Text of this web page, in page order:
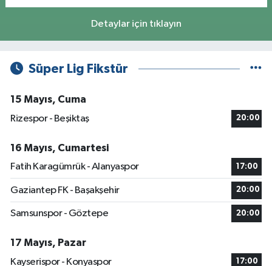
Detaylar için tıklayın
Süper Lig Fikstür
15 Mayıs, Cuma
Rizespor - Beşiktaş
20:00
16 Mayıs, Cumartesi
Fatih Karagümrük - Alanyaspor
17:00
Gaziantep FK - Başakşehir 20:00
Samsunspor - Göztepe 20:00
17 Mayıs, Pazar
Kayserispor - Konyaspor
17:00